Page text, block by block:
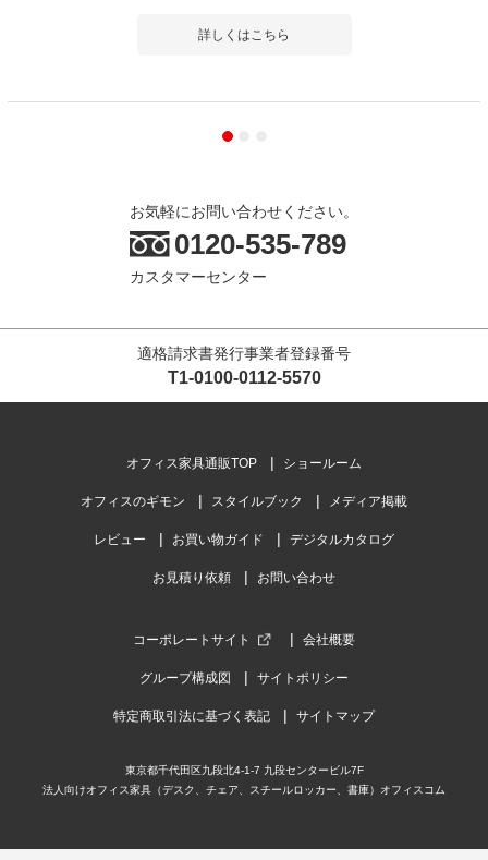
詳しくはこちら
お気軽にお問い合わせください。
0120-535-789
カスタマーセンター
適格請求書発行事業者登録番号
T1-0100-0112-5570
オフィス家具通販TOP ショールーム
オフィスのギモン スタイルブック メディア掲載
レビュー お買い物ガイド デジタルカタログ
お見積り依頼 お問い合わせ
コーポレートサイト 会社概要
グループ構成図 サイトポリシー
特定商取引法に基づく表記 サイトマップ
東京都千代田区九段北4-1-7 九段センタービル7F
法人向けオフィス家具（デスク、チェア、スチールロッカー、書庫）オフィスコム